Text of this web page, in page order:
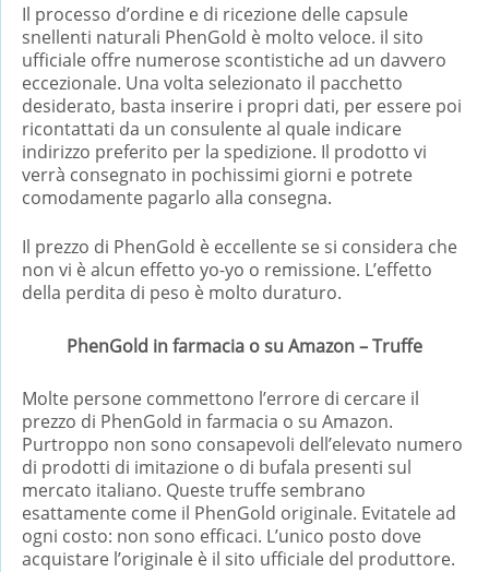
Il processo d’ordine e di ricezione delle capsule
snellenti naturali PhenGold è molto veloce. il sito
ufficiale offre numerose scontistiche ad un davvero
eccezionale. Una volta selezionato il pacchetto
desiderato, basta inserire i propri dati, per essere poi
ricontattati da un consulente al quale indicare
indirizzo preferito per la spedizione. Il prodotto vi
verrà consegnato in pochissimi giorni e potrete
comodamente pagarlo alla consegna.
Il prezzo di PhenGold è eccellente se si considera che
non vi è alcun effetto yo-yo o remissione. L’effetto
della perdita di peso è molto duraturo.
PhenGold in farmacia o su Amazon – Truffe
Molte persone commettono l’errore di cercare il
prezzo di PhenGold in farmacia o su Amazon.
Purtroppo non sono consapevoli dell’elevato numero
di prodotti di imitazione o di bufala presenti sul
mercato italiano. Queste truffe sembrano
esattamente come il PhenGold originale. Evitatele ad
ogni costo: non sono efficaci. L’unico posto dove
acquistare l’originale è il sito ufficiale del produttore.